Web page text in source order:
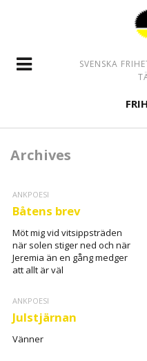
SVENSKA
Archives
ANKPOESI
Båtens brev
Möt mig vid vitsippsträden
när solen stiger ned och när
Jeremia än en gång medger
att allt är väl
ANKPOESI
Julstjärnan
Vänner